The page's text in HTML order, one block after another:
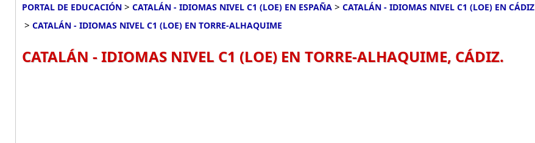
PORTAL DE EDUCACIÓN > CATALÁN - IDIOMAS NIVEL C1 (LOE) EN ESPAÑA > CATALÁN - IDIOMAS NIVEL C1 (LOE) EN CÁDIZ
> CATALÁN - IDIOMAS NIVEL C1 (LOE) EN TORRE-ALHAQUIME
CATALÁN - IDIOMAS NIVEL C1 (LOE) EN TORRE-ALHAQUIME, CÁDIZ.